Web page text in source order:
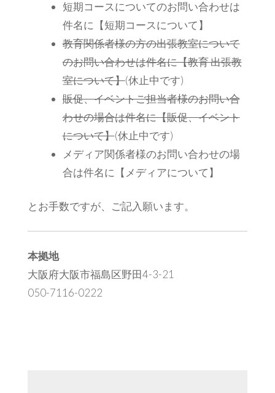
短期コースについてのお問い合わせは
件名に【短期コースについて】
教育関係者様の方の出張教室について
のお問い合わせは件名に【教育 出張教
室について】(休止中です)
販促、イベントご担当者様のお問い合
わせの場合は件名に【販促、イベント
について】(休止中です)
メディア関係者様のお問い合わせの場
合は件名に【メディアについて】
とお手数ですが、ご記入願います。
本拠地
大阪府大阪市福島区野田4-3-21
050-7116-0222